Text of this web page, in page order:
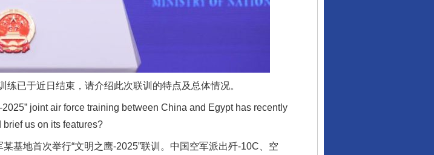
已于近日结束，请介绍此次联训的特点及总体情况。
joint air force training between China and Egypt has recently
us on its features?
地首次举行“文明之鹰-2025”联训。中国空军派出歼-10C、空